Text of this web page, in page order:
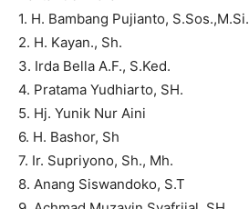
1. H. Bambang Pujianto, S.Sos.,M.Si.
2. H. Kayan., Sh.
3. Irda Bella A.F., S.Ked.
4. Pratama Yudhiarto, SH.
5. Hj. Yunik Nur Aini
6. H. Bashor, Sh
7. Ir. Supriyono, Sh., Mh.
8. Anang Siswandoko, S.T